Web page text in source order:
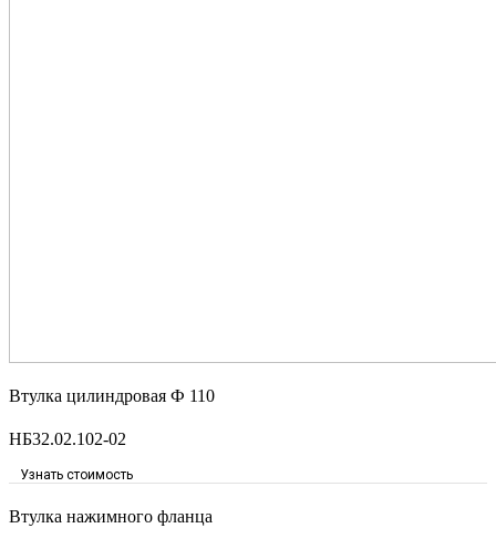
Втулка цилиндровая Ф 110
НБ32.02.102-02
Узнать стоимость
Втулка нажимного фланца